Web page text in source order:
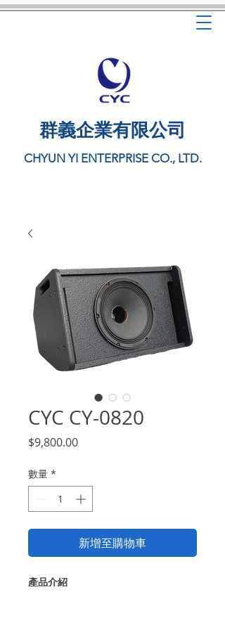
​群義企業有限公司
CHYUN YI ENTERPRISE CO., LTD.
CYC CY-0820
$9,800.00價
數量 *
新增至購物車
產品介紹